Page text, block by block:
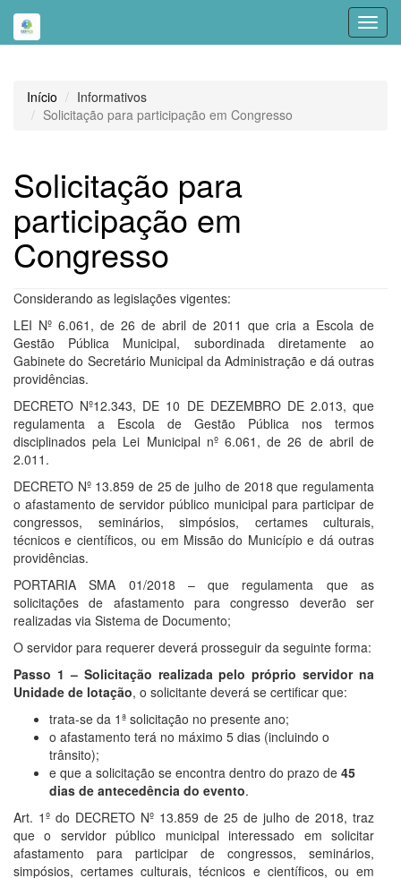
Início
Informativos
Solicitação para participação em Congresso
Solicitação para
participação em
Congresso
Considerando as legislações vigentes:
LEI Nº 6.061, de 26 de abril de 2011 que cria a Escola de
Gestão Pública Municipal, subordinada diretamente ao
Gabinete do Secretário Municipal da Administração e dá outras
providências.
DECRETO Nº12.343, DE 10 DE DEZEMBRO DE 2.013, que
regulamenta a Escola de Gestão Pública nos termos
disciplinados pela Lei Municipal nº 6.061, de 26 de abril de
2.011.
DECRETO Nº 13.859 de 25 de julho de 2018 que regulamenta
o afastamento de servidor público municipal para participar de
congressos, seminários, simpósios, certames culturais,
técnicos e científicos, ou em Missão do Município e dá outras
providências.
PORTARIA SMA 01/2018 – que regulamenta que as
solicitações de afastamento para congresso deverão ser
realizadas via Sistema de Documento;
O servidor para requerer deverá prosseguir da seguinte forma:
Passo 1 – Solicitação realizada pelo próprio servidor na
Unidade de lotação, o solicitante deverá se certificar que:
trata-se da 1ª solicitação no presente ano;
o afastamento terá no máximo 5 dias (incluindo o
trânsito);
e que a solicitação se encontra dentro do prazo de 45
dias de antecedência do evento.
Art. 1º do DECRETO Nº 13.859 de 25 de julho de 2018, traz
que o servidor público municipal interessado em solicitar
afastamento para participar de congressos, seminários,
simpósios, certames culturais, técnicos e científicos, ou em